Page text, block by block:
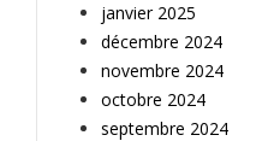
janvier 2025
décembre 2024
novembre 2024
octobre 2024
septembre 2024